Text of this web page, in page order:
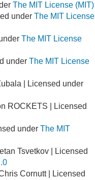
The MIT License (MIT)
under The MIT License
The MIT License
under The MIT License
| Licensed under
ROCKETS | Licensed
under The MIT
Tsvetkov | Licensed
Cornutt | Licensed